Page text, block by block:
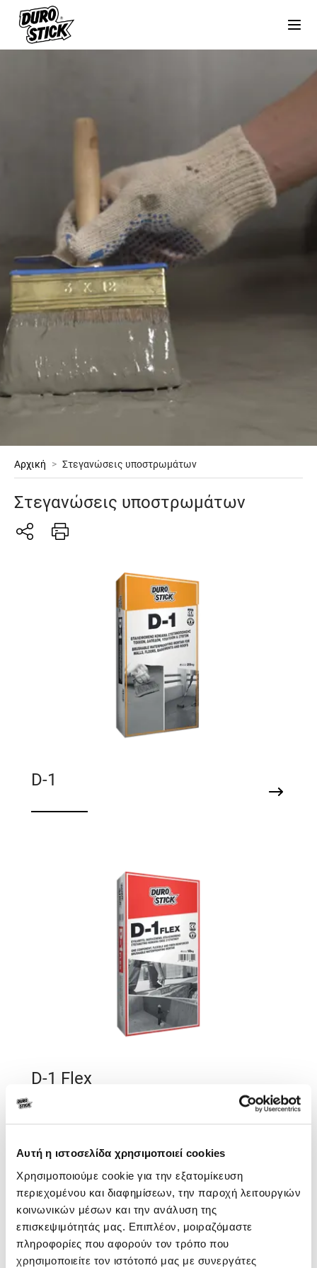
Αυτή η ιστοσελίδα χρησιμοποιεί cookies
Χρησιμοποιούμε cookie για την εξατομίκευση
περιεχομένου και διαφημίσεων, την παροχή λειτουργιών
κοινωνικών μέσων και την ανάλυση της
επισκεψιμότητάς μας. Επιπλέον, μοιραζόμαστε
πληροφορίες που αφορούν τον τρόπο που
χρησιμοποιείτε τον ιστότοπό μας με συνεργάτες
Αρχική > Στεγανώσεις υποστρωμάτων
Στεγανώσεις υποστρωμάτων
D-1
D-1 Flex
Εύκαμπτο, ινοπλισμένο, επαλειφόμενο